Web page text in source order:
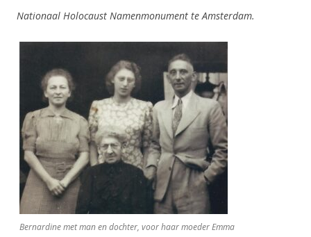
Nationaal Holocaust Namenmonument te Amsterdam.
Bernardine met man en dochter, voor haar moeder Emma